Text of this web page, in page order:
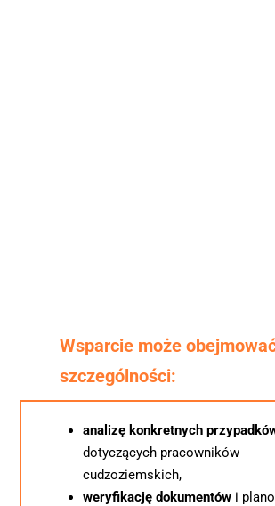
Wsparcie może
szczególności:
analizę konkretnych
dotyczących pracowników
cudzoziemskich,
weryfikację dokumentów i